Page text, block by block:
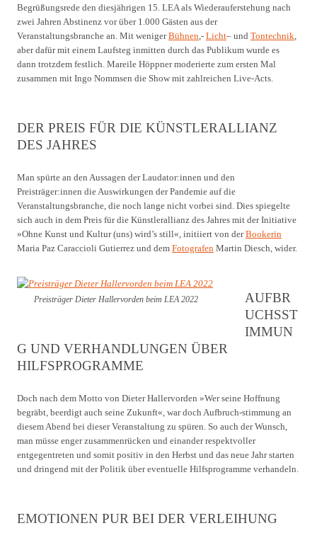
Begrüßungsrede den diesjährigen 15. LEA als Wiederauferstehung nach
zwei Jahren Abstinenz vor über 1.000 Gästen aus der
Veranstaltungsbranche an. Mit wenigerBühnen,- Licht– und Tontechnik,
aber dafür mit einem Laufsteg inmitten durch das Publikum wurde es
dann trotzdem festlich. Mareile Höppner moderierte zum ersten Mal
zusammen mit Ingo Nommsen die Show mit zahlreichen Live-Acts.
DER PREIS FÜR DIE KÜNSTLERALLIANZ
DES JAHRES
Man spürte an den Aussagen der Laudator:innen und den
Preisträger:innen die Auswirkungen der Pandemie auf die
Veranstaltungsbranche, die noch lange nicht vorbei sind. Dies spiegelte
sich auch in dem Preis für die Künstlerallianz des Jahres mit der Initiative
»Ohne Kunst und Kultur (uns) wird’s still«, initiiert von derBookerin
Maria Paz Caraccioli Gutierrez und dem Fotografen Martin Diesch, wider.
Preisträger Dieter Hallervorden beim LEA 2022
AUFBR
UCHSST
IMMUN
G UND VERHANDLUNGEN ÜBER
HILFSPROGRAMME
Doch nach dem Motto von Dieter Hallervorden »Wer seine Hoffnung
begräbt, beerdigt auch seine Zukunft«, war doch Aufbruch-stimmung an
diesem Abend bei dieser Veranstaltung zu spüren. So auch der Wunsch,
man müsse enger zusammenrücken und einander respektvoller
entgegentreten und somit positiv in den Herbst und das neue Jahr starten
und dringend mit der Politik über eventuelle Hilfsprogramme verhandeln.
EMOTIONEN PUR BEI DER VERLEIHUNG